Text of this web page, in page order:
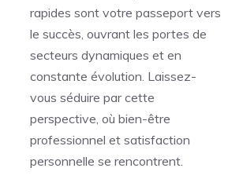
rapides sont votre passeport vers
le succès, ouvrant les portes de
secteurs dynamiques et en
constante évolution. Laissez-
vous séduire par cette
perspective, où bien-être
professionnel et satisfaction
personnelle se rencontrent.